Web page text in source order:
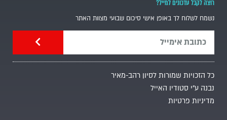
רוצה לקבל עדכונים למייל?
נשמח לשלוח לך באופן אישי סיכום שבועי מצוות האתר
כל הזכויות שמורות לסיון רהב-מאיר
נבנה ע"י סטודיו האייל
מדיניות פרטיות